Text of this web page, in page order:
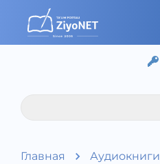
Главная Аудиокниги